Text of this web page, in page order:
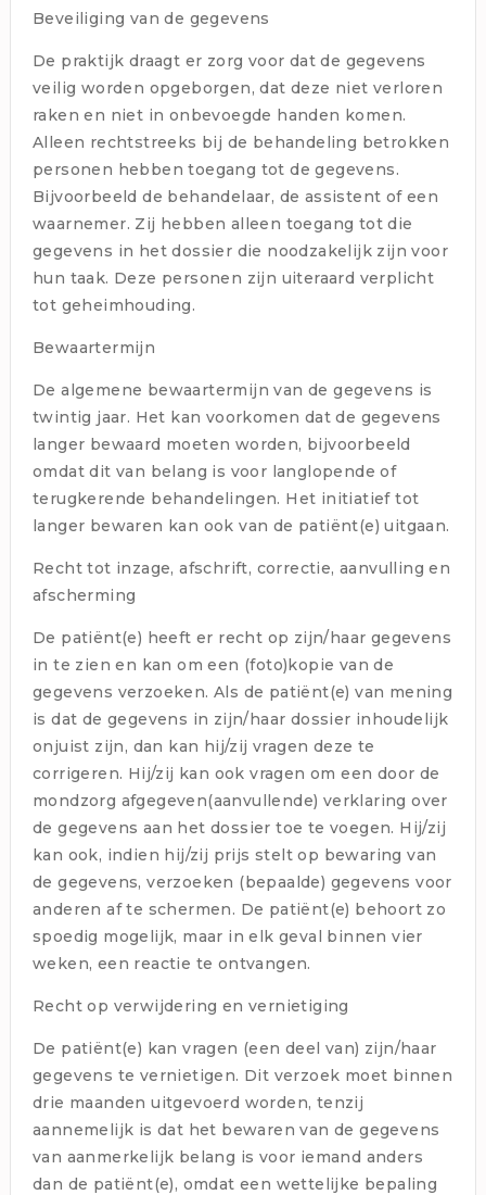
Beveiliging van de gegevens
De praktijk draagt er zorg voor dat de gegevens
veilig worden opgeborgen, dat deze niet verloren
raken en niet in onbevoegde handen komen.
Alleen rechtstreeks bij de behandeling betrokken
personen hebben toegang tot de gegevens.
Bijvoorbeeld de behandelaar, de assistent of een
waarnemer. Zij hebben alleen toegang tot die
gegevens in het dossier die noodzakelijk zijn voor
hun taak. Deze personen zijn uiteraard verplicht
tot geheimhouding.
Bewaartermijn
De algemene bewaartermijn van de gegevens is
twintig jaar. Het kan voorkomen dat de gegevens
langer bewaard moeten worden, bijvoorbeeld
omdat dit van belang is voor langlopende of
terugkerende behandelingen. Het initiatief tot
langer bewaren kan ook van de patiënt(e) uitgaan.
Recht tot inzage, afschrift, correctie, aanvulling en
afscherming
De patiënt(e) heeft er recht op zijn/haar gegevens
in te zien en kan om een (foto)kopie van de
gegevens verzoeken. Als de patiënt(e) van mening
is dat de gegevens in zijn/haar dossier inhoudelijk
onjuist zijn, dan kan hij/zij vragen deze te
corrigeren. Hij/zij kan ook vragen om een door de
mondzorg afgegeven(aanvullende) verklaring over
de gegevens aan het dossier toe te voegen. Hij/zij
kan ook, indien hij/zij prijs stelt op bewaring van
de gegevens, verzoeken (bepaalde) gegevens voor
anderen af te schermen. De patiënt(e) behoort zo
spoedig mogelijk, maar in elk geval binnen vier
weken, een reactie te ontvangen.
Recht op verwijdering en vernietiging
De patiënt(e) kan vragen (een deel van) zijn/haar
gegevens te vernietigen. Dit verzoek moet binnen
drie maanden uitgevoerd worden, tenzij
aannemelijk is dat het bewaren van de gegevens
van aanmerkelijk belang is voor iemand anders
dan de patiënt(e), omdat een wettelijke bepaling